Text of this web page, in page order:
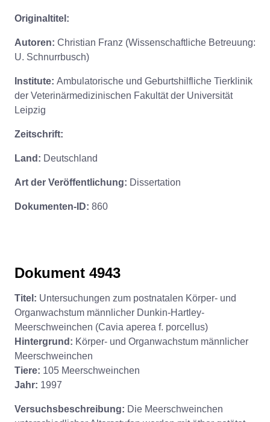
Originaltitel:
Autoren: Christian Franz (Wissenschaftliche Betreuung:
U. Schnurrbusch)
Institute: Ambulatorische und Geburtshilfliche Tierklinik
der Veterinärmedizinischen Fakultät der Universität
Leipzig
Zeitschrift:
Land: Deutschland
Art der Veröffentlichung: Dissertation
Dokumenten-ID: 860
Dokument 4943
Titel: Untersuchungen zum postnatalen Körper- und
Organwachstum männlicher Dunkin-Hartley-
Meerschweinchen (Cavia aperea f. porcellus)
Hintergrund: Körper- und Organwachstum männlicher
Meerschweinchen
Tiere: 105 Meerschweinchen
Jahr: 1997
Versuchsbeschreibung: Die Meerschweinchen